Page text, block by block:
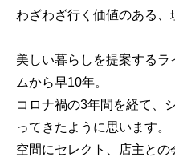
わざわざ行く価値のある、
美しい暮らしを提案する
ムから早10年。
コロナ禍の3年間を経て、
ってきたように思います。
空間にセレクト、店主と